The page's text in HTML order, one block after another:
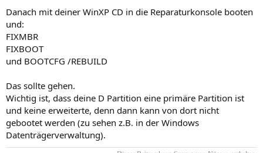
Danach mit deiner WinXP CD in die Reparaturkonsole booten
und:
FIXMBR
FIXBOOT
und BOOTCFG /REBUILD
Das sollte gehen.
Wichtig ist, dass deine D Partition eine primäre Partition ist
und keine erweiterte, denn dann kann von dort nicht
gebootet werden (zu sehen z.B. in der Windows
Datenträgerverwaltung).